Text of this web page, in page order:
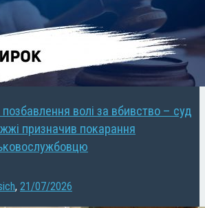
позбавлення волі за вбивство – суд
призначив покарання
, 21/07/2026